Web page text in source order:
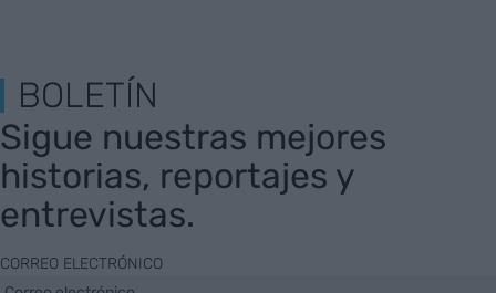
BOLETÍN
Sigue nuestras mejores
historias, reportajes y
entrevistas.
CORREO ELECTRÓNICO